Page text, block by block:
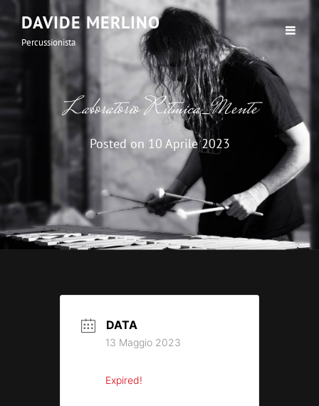
DAVIDE MERLINO
Percussionista
Laboratorio Ritmica_Mente
Posted on 10 Aprile 2023
DATA
13 Maggio 2023
Expired!